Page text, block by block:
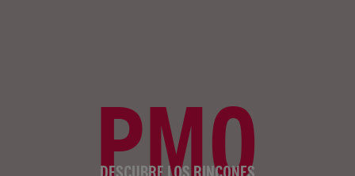
PMO
DESCUBRE LOS RINCONES